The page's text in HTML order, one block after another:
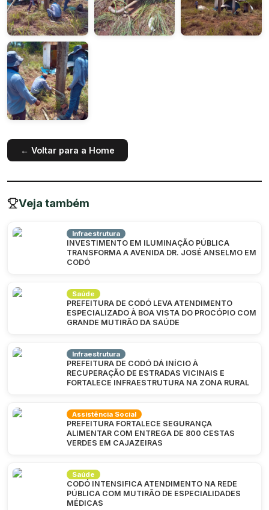
← Voltar para a Home
Veja também
Infraestrutura
INVESTIMENTO EM ILUMINAÇÃO PÚBLICA
TRANSFORMA A AVENIDA DR. JOSÉ ANSELMO EM
CODÓ
Saúde
PREFEITURA DE CODÓ LEVA ATENDIMENTO
ESPECIALIZADO À BOA VISTA DO PROCÓPIO COM
GRANDE MUTIRÃO DA SAÚDE
Infraestrutura
PREFEITURA DE CODÓ DÁ INÍCIO À
RECUPERAÇÃO DE ESTRADAS VICINAIS E
FORTALECE INFRAESTRUTURA NA ZONA RURAL
Assistência Social
PREFEITURA FORTALECE SEGURANÇA
ALIMENTAR COM ENTREGA DE 800 CESTAS
VERDES EM CAJAZEIRAS
Saúde
CODÓ INTENSIFICA ATENDIMENTO NA REDE
PÚBLICA COM MUTIRÃO DE ESPECIALIDADES
MÉDICAS